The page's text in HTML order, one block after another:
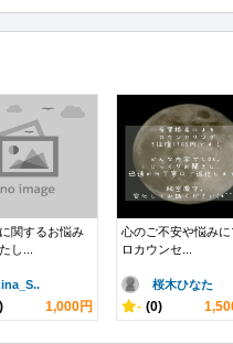
関するお悩み
し...
1,000円
心のご不安や悩みに
ロカウンセ...
桜木ひなた
- (0)